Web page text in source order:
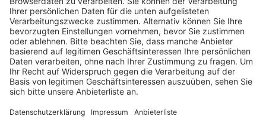
Verwaltung – weniger Papier, mehr Geschwindigkeit,
weniger Kosten. Gleichzeitig setzen wir konsequent
fort, die kreiseigenen Gebäude energetisch zu
modernisieren und mit Photovoltaikanlagen
auszustatten – das führt zu Einsparungen bei den
Betriebskosten und entlastet unseren Haushalt.